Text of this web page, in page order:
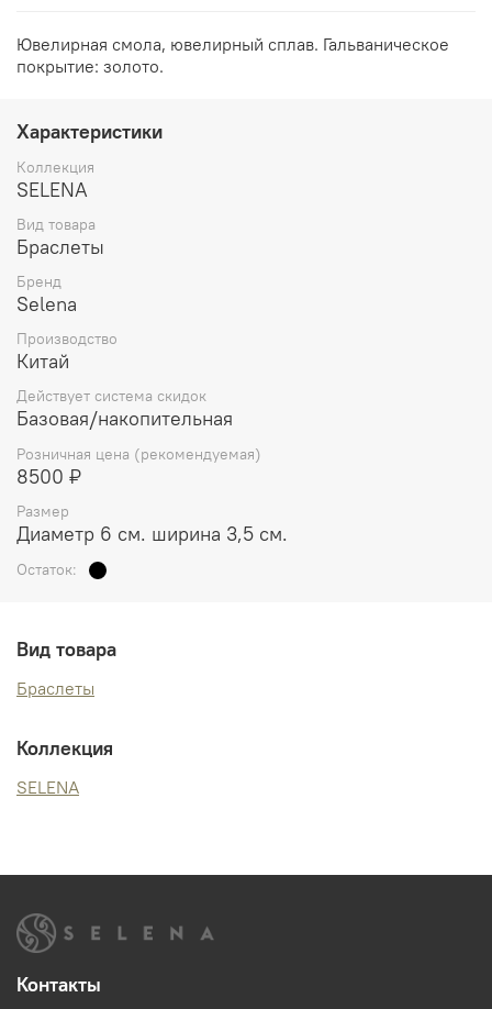
Ювелирная смола, ювелирный сплав. Гальваническое
покрытие: золото.
Характеристики
Коллекция
SELENA
Вид товара
Браслеты
Бренд
Selena
Производство
Китай
Действует система скидок
Базовая/накопительная
Розничная цена (рекомендуемая)
8500 ₽
Размер
Диаметр 6 см. ширина 3,5 см.
Остаток:
Вид товара
Браслеты
Коллекция
SELENA
Контакты